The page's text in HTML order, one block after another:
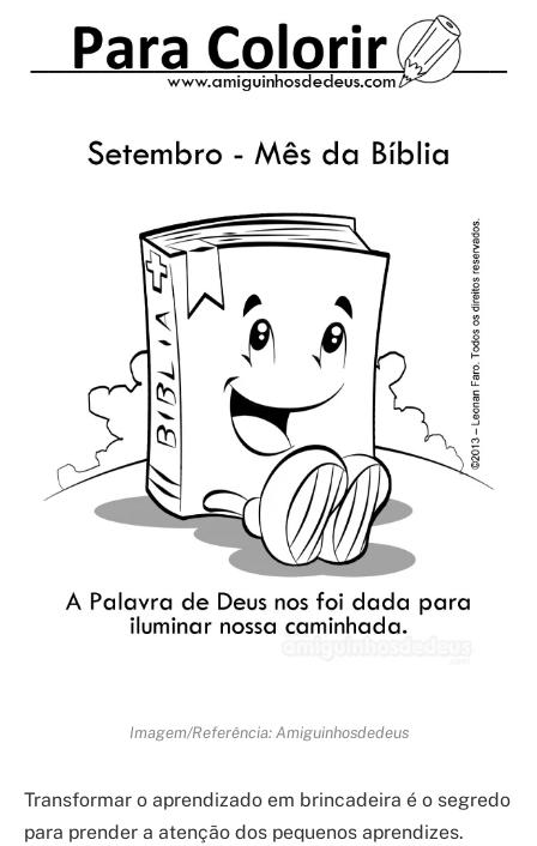
Imagem/Referência: Amiguinhosdedeus
Transformar o aprendizado em brincadeira é o segredo
para prender a atenção dos pequenos aprendizes.